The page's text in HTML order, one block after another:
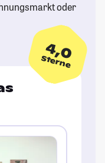
oder
4,0
Sterne